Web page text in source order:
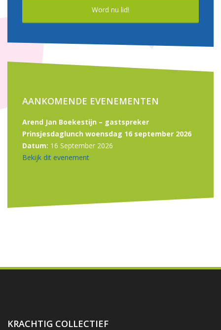
Word nu lid!
AANKOMENDE EVENEMENTEN
Arend Jan Boekestijn – gastspreker
Prinsjesdaglunch woensdag 16 september 2026
Datum: 16 September 2026
Bekijk dit evenement
KRACHTIG COLLECTIEF